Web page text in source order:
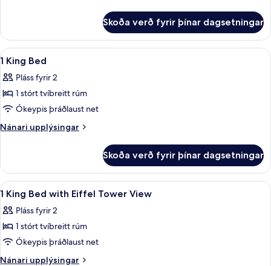
King
Bed
Room
with
1
Bed
Skoða verð fyrir þínar dagsetningar
Skoða
allar
myndir
fyrir
1
King
Rúmföt af bestu gerð, öryggishólf í
9
1 King Bed
Pláss fyrir 2
1 stórt tvíbreitt rúm
Ókeypis þráðlaust net
Nánari upplýsingar
Nánari
King
Bed
Skoða verð fyrir þínar dagsetningar
Skoða
allar
myndir
fyrir
1
King
Rúmföt af bestu gerð, öryggishólf í
7
1 King Bed with Eiffel Tower View
Pláss fyrir 2
1 stórt tvíbreitt rúm
Ókeypis þráðlaust net
Nánari upplýsingar
Nánari